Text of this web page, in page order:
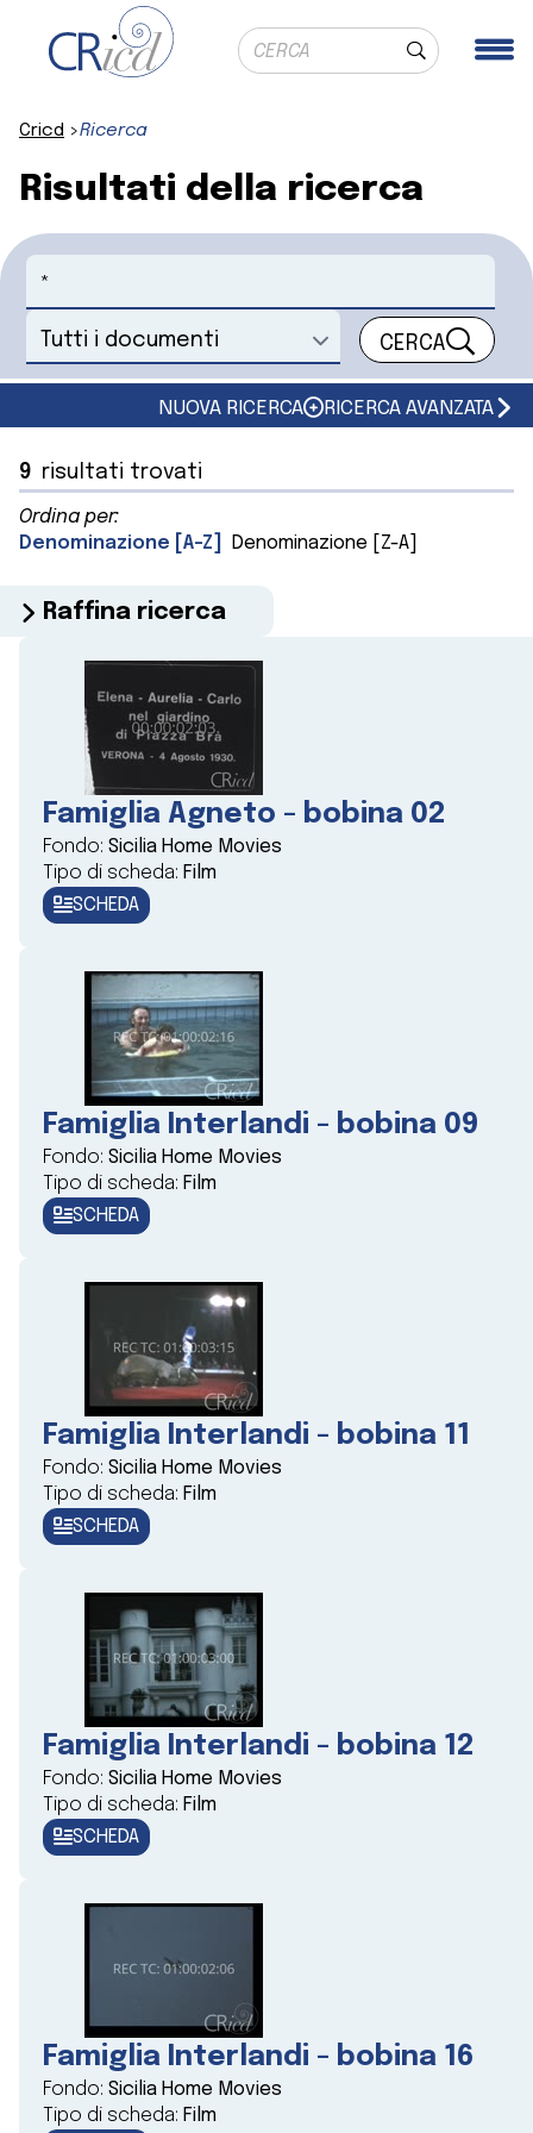
Ricerca globale
Cerca
Cricd Ricerca
Risultati della ricerca
Cerca
Seleziona un documento CERCA
NUOVA RICERCA RICERCA AVANZATA
9 risultati trovati
Ordina per:
Denominazione [A-Z]
Denominazione [Z-A]
Raffina ricerca
Famiglia Agneto - bobina 02
Fondo: Sicilia Home Movies
Tipo di scheda: Film
SCHEDA
Famiglia Interlandi - bobina 09
Fondo: Sicilia Home Movies
Tipo di scheda: Film
SCHEDA
Famiglia Interlandi - bobina 11
Fondo: Sicilia Home Movies
Tipo di scheda: Film
SCHEDA
Famiglia Interlandi - bobina 12
Fondo: Sicilia Home Movies
Tipo di scheda: Film
SCHEDA
Famiglia Interlandi - bobina 16
Fondo: Sicilia Home Movies
Tipo di scheda: Film